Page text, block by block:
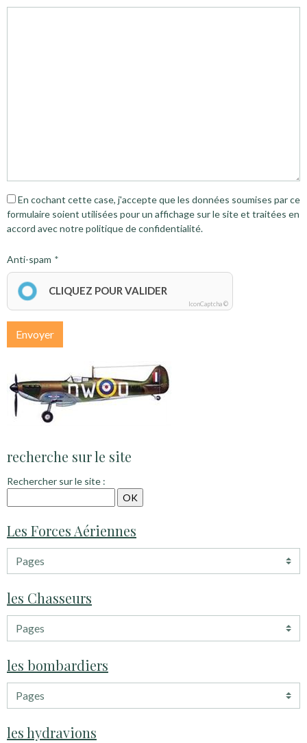
En cochant cette case, j'accepte que les données soumises par ce
formulaire soient utilisées pour un affichage sur le site et traitées en
accord avec notre politique de confidentialité.
Anti-spam
CLIQUEZ POUR VALIDER
IconCaptcha ©
Envoyer
recherche sur le site
Rechercher sur le site :
Les Forces Aériennes
les Chasseurs
les bombardiers
les hydravions